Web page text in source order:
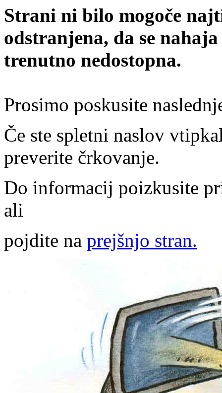
Strani ni bilo mogoče
odstranjena, da se
trenutno nedostopna.
Prosimo poskusite
Če ste spletni naslov
preverite črkovanje.
Do informacij poizkusite
ali
pojdite na prejšnjo stran.